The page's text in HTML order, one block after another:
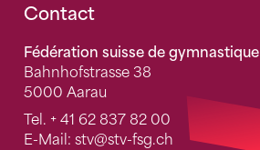
Fusszeile
Contact
Fédération suisse de gymnastique
Bahnhofstrasse 38
5000 Aarau
Tel. + 41 62 837 82 00
E-Mail: stv@stv-fsg.ch